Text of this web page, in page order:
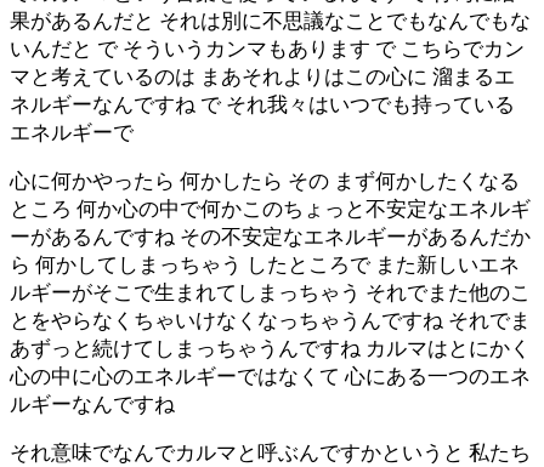
果があるんだと それは別に不思議なことでもなんでもな
いんだと で そういうカンマもあります で こちらでカン
マと考えているのは まあそれよりはこの心に 溜まるエ
ネルギーなんですね で それ我々はいつでも持っている
エネルギーで
心に何かやったら 何かしたら その まず何かしたくなる
ところ 何か心の中で何かこのちょっと不安定なエネルギ
ーがあるんですね その不安定なエネルギーがあるんだか
ら 何かしてしまっちゃう したところで また新しいエネ
ルギーがそこで生まれてしまっちゃう それでまた他のこ
とをやらなくちゃいけなくなっちゃうんですね それでま
あずっと続けてしまっちゃうんですね カルマはとにかく
心の中に心のエネルギーではなくて 心にある一つのエネ
ルギーなんですね
それ意味でなんでカルマと呼ぶんですかというと 私たち